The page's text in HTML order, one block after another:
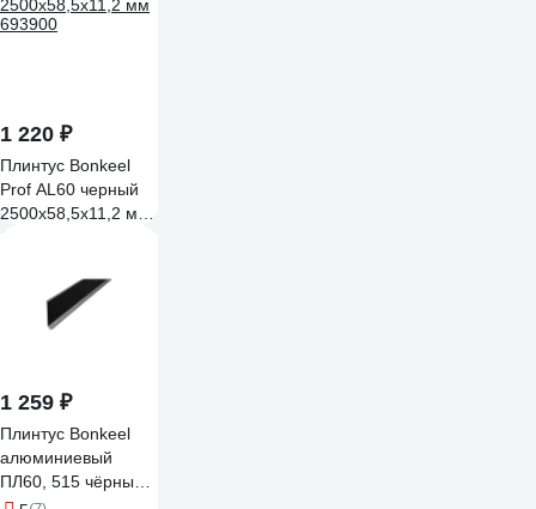
1 220 ₽
Плинтус Bonkeel
Prof AL60 черный
2500х58,5х11,2 мм
1 259 ₽
Плинтус Bonkeel
алюминиевый
ПЛ60, 515 чёрный,